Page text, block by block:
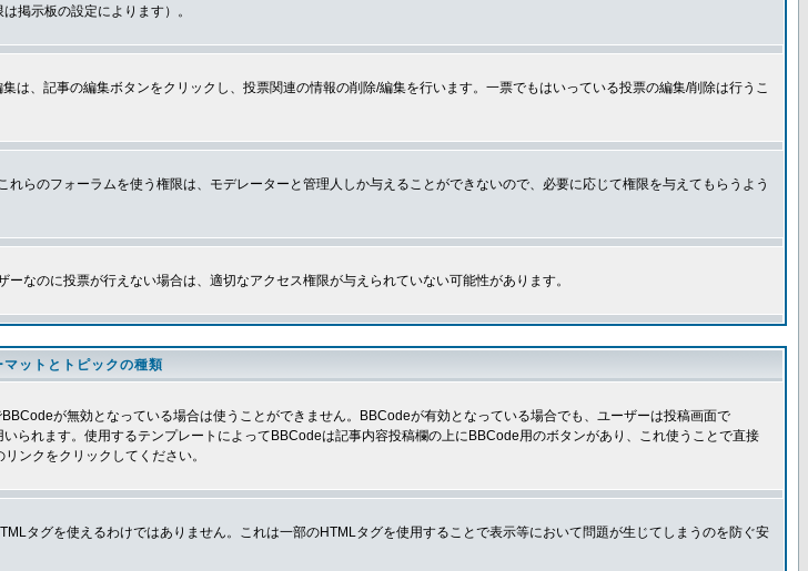
掲示板の設定によります）。
、記事の編集ボタンをクリックし、投票関連の情報の削除/編集を行います。一票でもはいっている投票の編集/削除は行うこ
らのフォーラムを使う権限は、モデレーターと管理人しか与えることができないので、必要に応じて権限を与えてもらうよう
なのに投票が行えない場合は、適切なアクセス権限が与えられていない可能性があります。
マットとトピックの種類
が無効となっている場合は使うことができません。BBCodeが有効となっている場合でも、ユーザーは投稿画面で
られます。使用するテンプレートによってBBCodeは記事内容投稿欄の上にBBCode用のボタンがあり、これ使うことで直接
ンクをクリックしてください。
タグを使えるわけではありません。これは一部のHTMLタグを使用することで表示等において問題が生じてしまうのを防ぐ安